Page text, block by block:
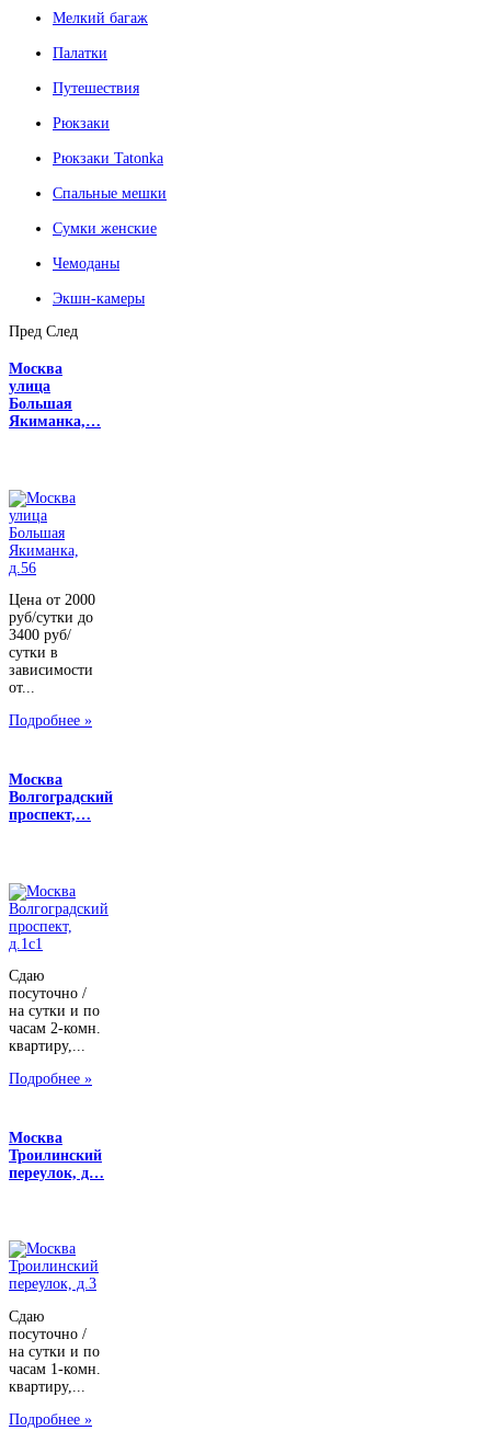
Мелкий багаж
Палатки
Путешествия
Рюкзаки
Рюкзаки Tatonka
Спальные мешки
Сумки женские
Чемоданы
Экшн-камеры
Пред След
Москва
улица
Большая
Якиманка,…
Цена от 2000
руб/сутки до
3400 руб/
сутки в
зависимости
от...
Подробнее »
Москва
Волгоградский
проспект,…
Сдаю
посуточно /
на сутки и по
часам 2-комн.
квартиру,...
Подробнее »
Москва
Троилинский
переулок, д…
Сдаю
посуточно /
на сутки и по
часам 1-комн.
квартиру,...
Подробнее »